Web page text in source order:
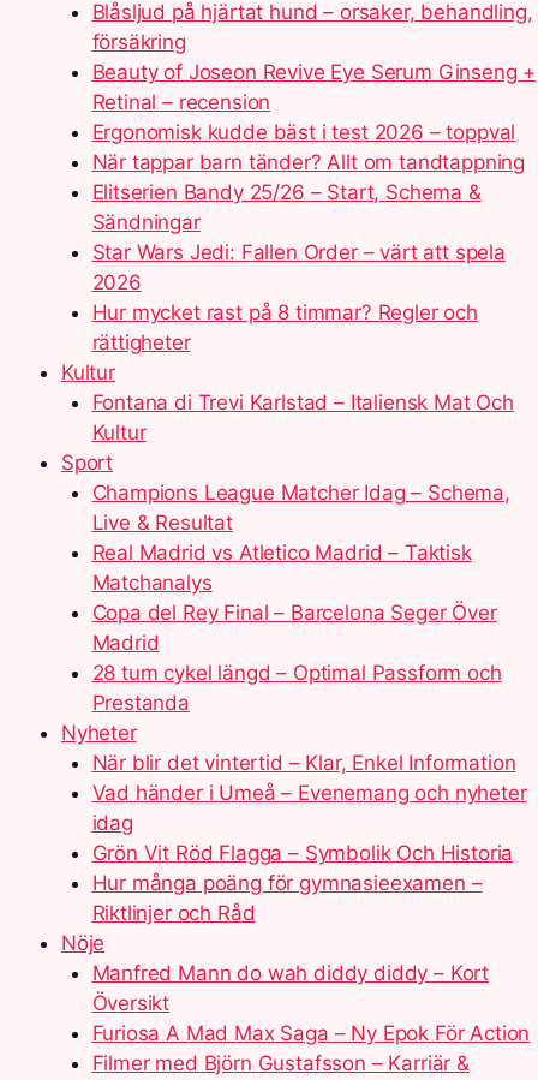
Blåsljud på hjärtat hund – orsaker, behandling,
försäkring
Beauty of Joseon Revive Eye Serum Ginseng +
Retinal – recension
Ergonomisk kudde bäst i test 2026 – toppval
När tappar barn tänder? Allt om tandtappning
Elitserien Bandy 25/26 – Start, Schema &
Sändningar
Star Wars Jedi: Fallen Order – värt att spela
2026
Hur mycket rast på 8 timmar? Regler och
rättigheter
Kultur
Fontana di Trevi Karlstad – Italiensk Mat Och
Kultur
Sport
Champions League Matcher Idag – Schema,
Live & Resultat
Real Madrid vs Atletico Madrid – Taktisk
Matchanalys
Copa del Rey Final – Barcelona Seger Över
Madrid
28 tum cykel längd – Optimal Passform och
Prestanda
Nyheter
När blir det vintertid – Klar, Enkel Information
Vad händer i Umeå – Evenemang och nyheter
idag
Grön Vit Röd Flagga – Symbolik Och Historia
Hur många poäng för gymnasieexamen –
Riktlinjer och Råd
Nöje
Manfred Mann do wah diddy diddy – Kort
Översikt
Furiosa A Mad Max Saga – Ny Epok För Action
Filmer med Björn Gustafsson – Karriär &